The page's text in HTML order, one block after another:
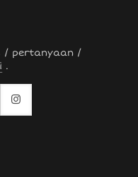
/ pertanyaan /
.